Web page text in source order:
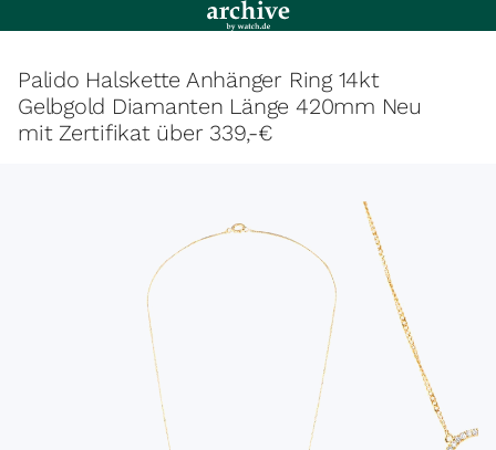
Palido Halskette Anhänger Ring 14kt
Gelbgold Diamanten Länge 420mm Neu
mit Zertifikat über 339,-€